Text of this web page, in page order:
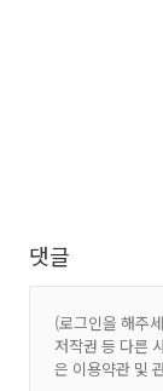
댓글